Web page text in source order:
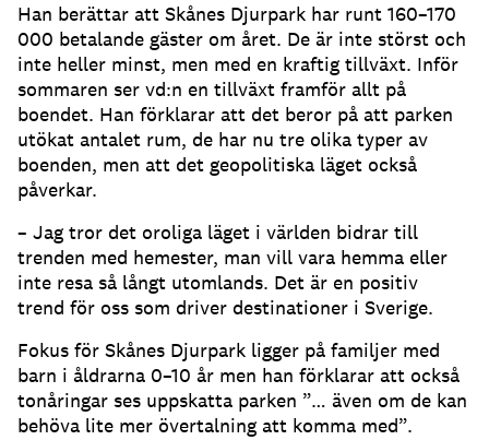
Han berättar att Skånes Djurpark har runt 160–170
000 betalande gäster om året. De är inte störst och
inte heller minst, men med en kraftig tillväxt. Inför
sommaren ser vd:n en tillväxt framför allt på
boendet. Han förklarar att det beror på att parken
utökat antalet rum, de har nu tre olika typer av
boenden, men att det geopolitiska läget också
påverkar.
– Jag tror det oroliga läget i världen bidrar till
trenden med hemester, man vill vara hemma eller
inte resa så långt utomlands. Det är en positiv
trend för oss som driver destinationer i Sverige.
Fokus för Skånes Djurpark ligger på familjer med
barn i åldrarna 0–10 år men han förklarar att också
tonåringar ses uppskatta parken ”… även om de kan
behöva lite mer övertalning att komma med”.